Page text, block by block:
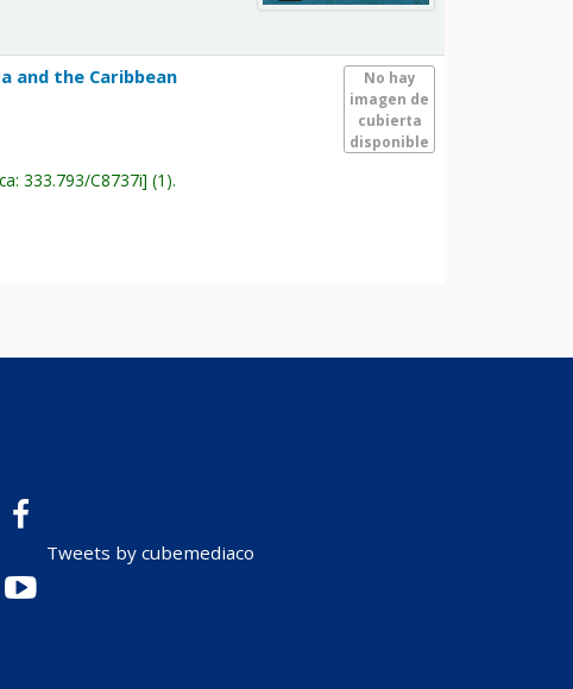
No hay
imagen de
cubierta
disponible
and the Caribbean
333.793/C8737i (1).
Tweets by cubemediaco